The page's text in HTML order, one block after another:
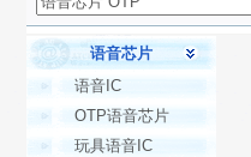
语音芯片
语音IC
OTP语音芯片
玩具语音IC